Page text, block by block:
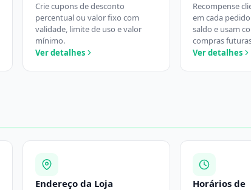
Crie cupons de desconto
percentual ou valor fixo com
validade, limite de uso e valor
mínimo.
Ver detalhes
Recompense
em cada
saldo e usam
compras
Ver detalhes
Endereço da Loja
Horários de